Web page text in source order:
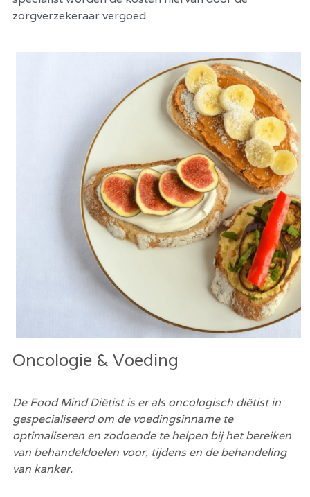
zorgverzekeraar vergoed.
Oncologie & Voeding
De Food Mind Diëtist is er als oncologisch diëtist in
gespecialiseerd om de voedingsinname te
optimaliseren en zodoende te helpen bij het bereiken
van behandeldoelen voor, tijdens en de behandeling
van kanker.